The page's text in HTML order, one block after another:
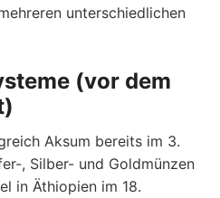
unterschiedlichen
(vor dem
Aksum bereits im 3.
, Silber- und Goldmünzen
in Äthiopien im 18.